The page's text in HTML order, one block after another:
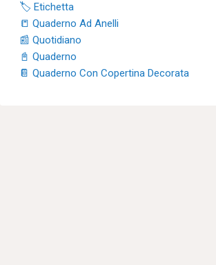
🏷 Etichetta
📒 Quaderno Ad Anelli
📰 Quotidiano
📓 Quaderno
📔 Quaderno Con Copertina Decorata